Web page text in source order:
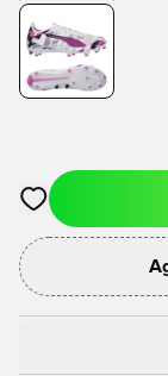
Apre una